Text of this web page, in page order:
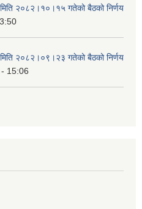
मिति २०८२।१०।१५ गतेको बैठको निर्णय
मिति २०८२।०९।२३ गतेको बैठको निर्णय
15:06